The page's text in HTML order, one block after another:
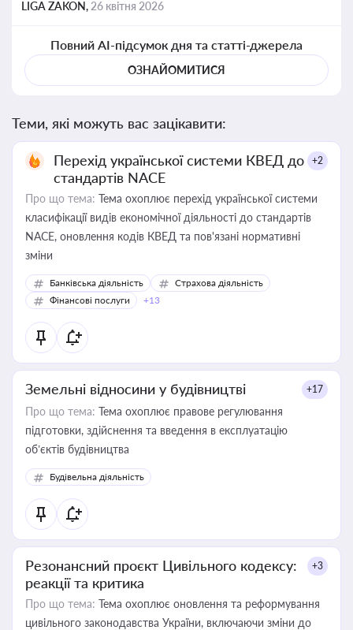
LIGA ZAKON, 26 квітня 2026
Повний AI-підсумок дня та статті-джерела
ОЗНАЙОМИТИСЯ
Теми, які можуть вас зацікавити:
Перехід української системи КВЕД до
стандартів NACE
+2
Про що тема: Тема охоплює перехід української системи
класифікації видів економічної діяльності до стандартів
NACE, оновлення кодів КВЕД та пов'язані нормативні
зміни
Банківська діяльність
Страхова діяльність
Фінансові послуги
+13
Земельні відносини у будівництві +17
Про що тема: Тема охоплює правове регулювання
підготовки, здійснення та введення в експлуатацію
об’єктів будівництва
Будівельна діяльність
Резонансний проєкт Цивільного кодексу:
реакції та критика
+3
Про що тема: Тема охоплює оновлення та реформування
цивільного законодавства України, включаючи зміни до